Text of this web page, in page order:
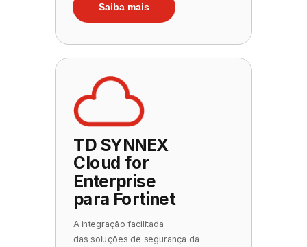
Saiba mais
TD SYNNEX
Cloud for
Enterprise
para Fortinet
A integração facilitada
das soluções de segurança da